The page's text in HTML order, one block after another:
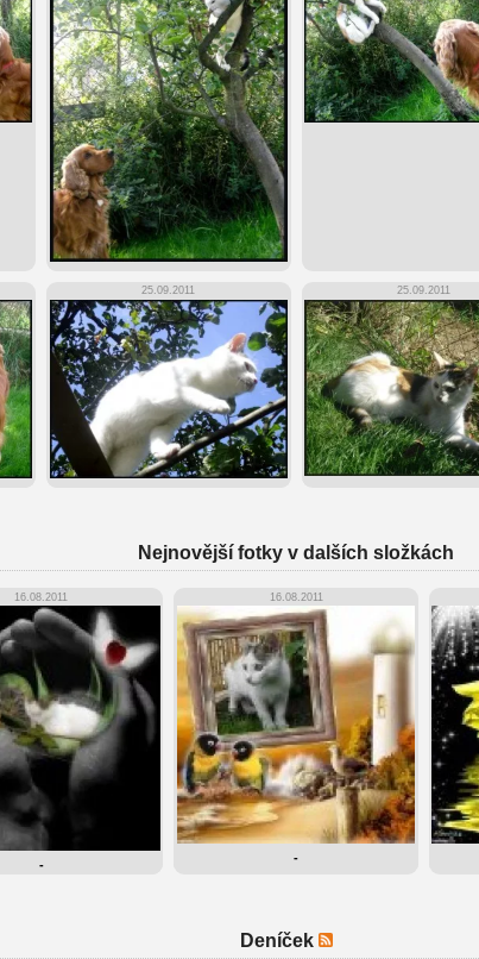
25.09.2011 25.09.2011
Nejnovější fotky v dalších složkách
16.08.2011
-
16.08.2011
-
Deníček